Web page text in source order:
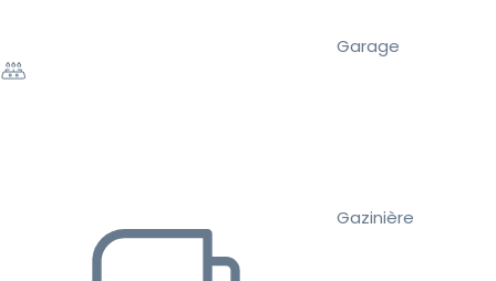
Garage
Gazinière